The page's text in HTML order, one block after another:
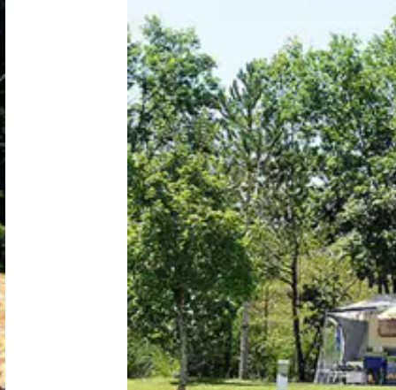
Nieuws / blog
Over Campingzoeker
Veel gestelde vragen
Meld mijn camping aan
Samenwerken / adverteren